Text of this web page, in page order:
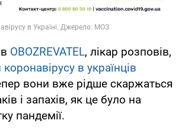
OBOZREVATEL, лікар розповів,
в українців
вони вже рідше скаржаться
і запахів, як це було на
пандемії.